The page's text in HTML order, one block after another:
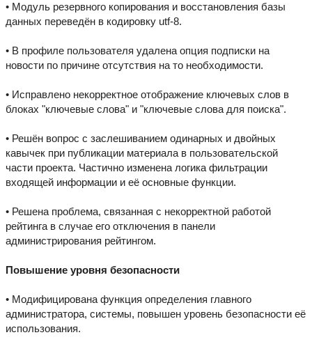
• Модуль резервного копирования и восстановления базы
данных переведён в кодировку utf-8.
• В профиле пользователя удалена опция подписки на
новости по причине отсутствия на то необходимости.
• Исправлено некорректное отображение ключевых слов в
блоках "ключевые слова" и "ключевые слова для поиска".
• Решён вопрос с заслешиванием одинарных и двойных
кавычек при публикации материала в пользовательской
части проекта. Частично изменена логика фильтрации
входящей информации и её основные функции.
• Решена проблема, связанная с некорректной работой
рейтинга в случае его отключения в панели
администрирования рейтингом.
Повышение уровня безопасности
• Модифицирована функция определения главного
администратора, системы, повышен уровень безопасности её
использования.